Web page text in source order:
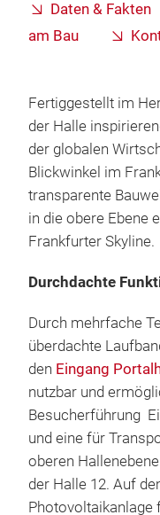
Daten & Fakten
am Bau
Fertiggestellt im
der Halle
der globalen
Blickwinkel im
transparente
in die obere Ebene
Frankfurter Skyline.
Durchdachte
Durch mehrfache
überdachte
den Eingang
nutzbar und
Besucherführung
und eine für
oberen
der Halle 12. Auf
Photovoltaikanlage